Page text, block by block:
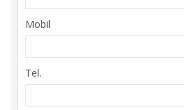
Mobil
Tel.